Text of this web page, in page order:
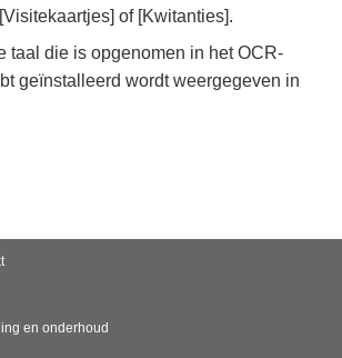
of [Kwitanties].
taal die is opgenomen in het OCR-
geïnstalleerd wordt weergegeven in
en onderhoud